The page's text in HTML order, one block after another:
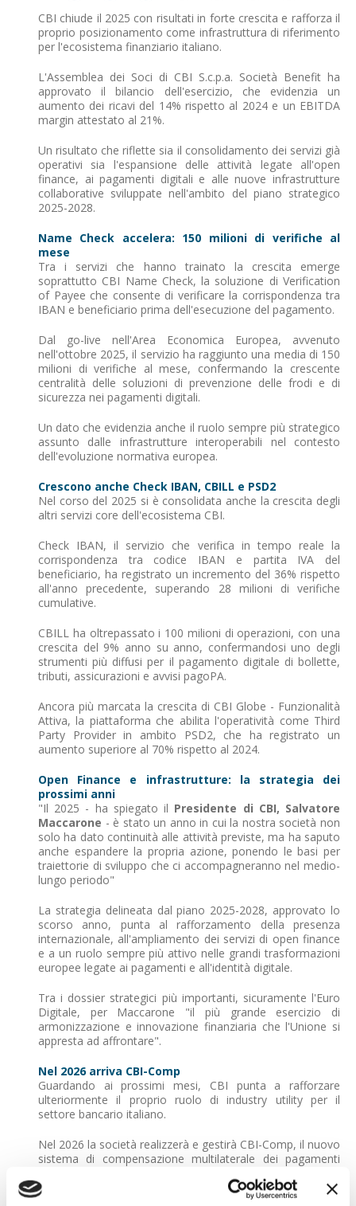
CBI chiude il 2025 con risultati in forte crescita e rafforza il
proprio posizionamento come infrastruttura di riferimento
per l'ecosistema finanziario italiano.
L'Assemblea dei Soci di CBI S.c.p.a. Società Benefit ha
approvato il bilancio dell'esercizio, che evidenzia un
aumento dei ricavi del 14% rispetto al 2024 e un EBITDA
margin attestato al 21%.
Un risultato che riflette sia il consolidamento dei servizi già
operativi sia l'espansione delle attività legate all'open
finance, ai pagamenti digitali e alle nuove infrastrutture
collaborative sviluppate nell'ambito del piano strategico
2025-2028.
Name Check accelera: 150 milioni di verifiche al
mese
Tra i servizi che hanno trainato la crescita emerge
soprattutto CBI Name Check, la soluzione di Verification
of Payee che consente di verificare la corrispondenza tra
IBAN e beneficiario prima dell'esecuzione del pagamento.
Dal go-live nell'Area Economica Europea, avvenuto
nell'ottobre 2025, il servizio ha raggiunto una media di 150
milioni di verifiche al mese, confermando la crescente
centralità delle soluzioni di prevenzione delle frodi e di
sicurezza nei pagamenti digitali.
Un dato che evidenzia anche il ruolo sempre più strategico
assunto dalle infrastrutture interoperabili nel contesto
dell'evoluzione normativa europea.
Crescono anche Check IBAN, CBILL e PSD2
Nel corso del 2025 si è consolidata anche la crescita degli
altri servizi core dell'ecosistema CBI.
Check IBAN, il servizio che verifica in tempo reale la
corrispondenza tra codice IBAN e partita IVA del
beneficiario, ha registrato un incremento del 36% rispetto
all'anno precedente, superando 28 milioni di verifiche
cumulative.
CBILL ha oltrepassato i 100 milioni di operazioni, con una
crescita del 9% anno su anno, confermandosi uno degli
strumenti più diffusi per il pagamento digitale di bollette,
tributi, assicurazioni e avvisi pagoPA.
Ancora più marcata la crescita di CBI Globe - Funzionalità
Attiva, la piattaforma che abilita l'operatività come Third
Party Provider in ambito PSD2, che ha registrato un
aumento superiore al 70% rispetto al 2024.
Open Finance e infrastrutture: la strategia dei
prossimi anni
"Il 2025 - ha spiegato il Presidente di CBI, Salvatore
Maccarone - è stato un anno in cui la nostra società non
solo ha dato continuità alle attività previste, ma ha saputo
anche espandere la propria azione, ponendo le basi per
traiettorie di sviluppo che ci accompagneranno nel medio-
lungo periodo"
La strategia delineata dal piano 2025-2028, approvato lo
scorso anno, punta al rafforzamento della presenza
internazionale, all'ampliamento dei servizi di open finance
e a un ruolo sempre più attivo nelle grandi trasformazioni
europee legate ai pagamenti e all'identità digitale.
Tra i dossier strategici più importanti, sicuramente l'Euro
Digitale, per Maccarone "il più grande esercizio di
armonizzazione e innovazione finanziaria che l'Unione si
appresta ad affrontare".
Nel 2026 arriva CBI-Comp
Guardando ai prossimi mesi, CBI punta a rafforzare
ulteriormente il proprio ruolo di industry utility per il
settore bancario italiano.
Nel 2026 la società realizzerà e gestirà CBI-Comp, il nuovo
sistema di compensazione multilaterale dei pagamenti
commerciali e transazioni della monetica.